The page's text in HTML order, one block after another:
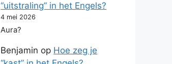
“uitstraling” in het Engels?
4 mei 2026
Aura?
Benjamin op Hoe zeg je